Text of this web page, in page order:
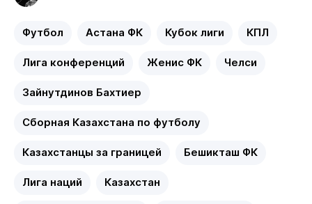
Футбол Астана ФК Кубок лиги КПЛ
Лига конференций Женис ФК Челси
Зайнутдинов Бахтиер
Сборная Казахстана по футболу
Казахстанцы за границей Бешикташ ФК
Лига наций Казахстан